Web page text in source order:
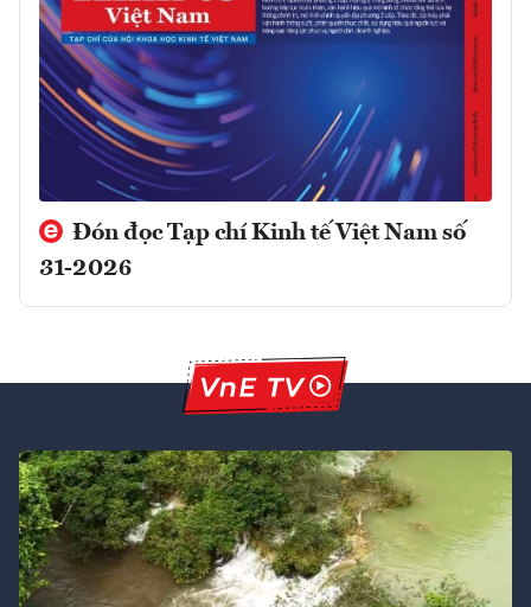
Đón đọc Tạp chí Kinh tế Việt Nam số
31-2026